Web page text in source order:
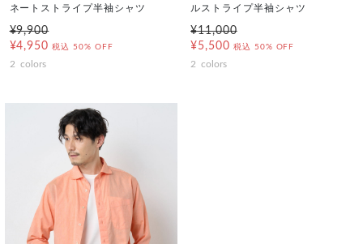
ネートストライプ半袖シャツ
¥9,900
¥4,950 税込 50% OFF
2 colors
ルストライプ半袖シャツ
¥11,000
¥5,500 税込 50% OFF
2 colors